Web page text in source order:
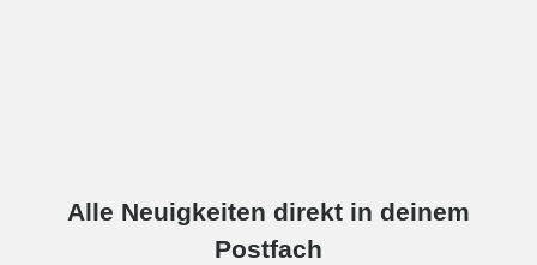
Alle Neuigkeiten direkt in deinem
Postfach